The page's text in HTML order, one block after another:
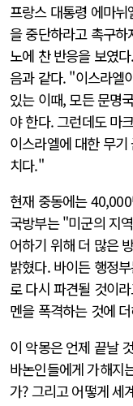
프랑스 대통령 에마
을 중단하라고 촉구
노에 찬 반응을 보였
음과 같다. "이스라엘
있는 이때, 모든 문명
야 한다. 그런데도 마
이스라엘에 대한 무
치다."
현재 중동에는
국방부는 "미군의 지
어하기 위해 더 많은
밝혔다. 바이든 행정
로 다시 파견될 것이
멘을 폭격하는 것에
이 악몽은 언제 끝날
바논인들에게 가해지
가? 그리고 어떻게 세